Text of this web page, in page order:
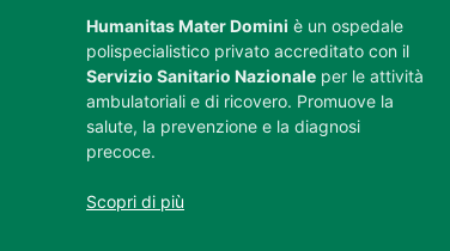
Humanitas Mater Domini è un ospedale
polispecialistico privato accreditato con il
Servizio Sanitario Nazionale per le attività
ambulatoriali e di ricovero. Promuove la
salute, la prevenzione e la diagnosi
precoce.
Scopri di più